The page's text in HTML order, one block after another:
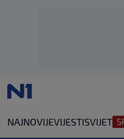
NAJNOVIJEVIJESTISVIJET